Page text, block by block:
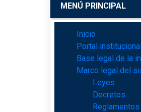
MENÚ PRINCIPAL
Inicio
Portal
Base legal de la
Marco legal del
Leyes
Decretos